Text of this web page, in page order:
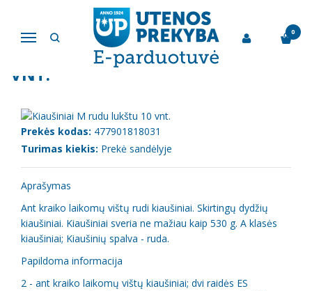
Navigacija
0
Kiaušiniai Kiaušiniai M rudu lukštu 10 vnt.
KIAUŠINIAI M RUDU LUKŠTU 10
VNT.
Prekės kodas: 477901818031
Turimas kiekis: Prekė sandėlyje
Aprašymas
Ant kraiko laikomų vištų rudi kiaušiniai. Skirtingų dydžių
kiaušiniai. Kiaušiniai sveria ne mažiau kaip 530 g. A klasės
kiaušiniai; Kiaušinių spalva - ruda.
Papildoma informacija
2 - ant kraiko laikomų vištų kiaušiniai; dvi raidės ES